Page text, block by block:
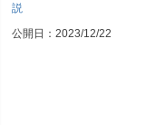
説
公開日：2023/12/22